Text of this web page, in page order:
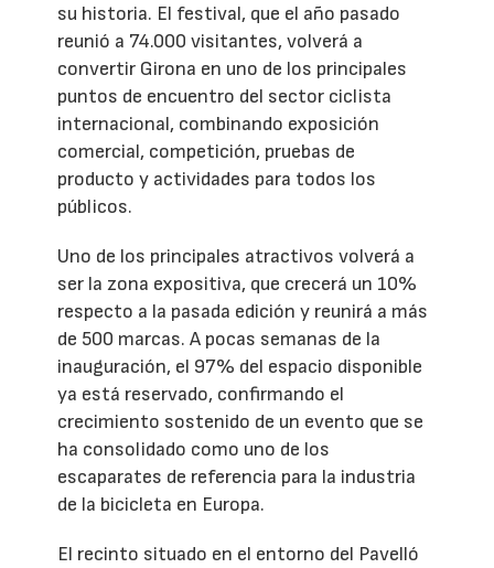
su historia. El festival, que el año pasado
reunió a 74.000 visitantes, volverá a
convertir Girona en uno de los principales
puntos de encuentro del sector ciclista
internacional, combinando exposición
comercial, competición, pruebas de
producto y actividades para todos los
públicos.
Uno de los principales atractivos volverá a
ser la zona expositiva, que crecerá un 10%
respecto a la pasada edición y reunirá a más
de 500 marcas. A pocas semanas de la
inauguración, el 97% del espacio disponible
ya está reservado, confirmando el
crecimiento sostenido de un evento que se
ha consolidado como uno de los
escaparates de referencia para la industria
de la bicicleta en Europa.
El recinto situado en el entorno del Pavelló